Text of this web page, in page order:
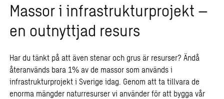
Massor i infrastrukturprojekt –
en outnyttjad resurs
Har du tänkt på att även stenar och grus är resurser? Ändå
återanvänds bara 1% av de massor som används i
infrastrukturprojekt i Sverige idag. Genom att ta tillvara de
enorma mängder naturresurser vi använder för att bygga vår